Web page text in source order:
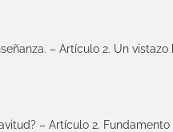
– Artículo 2. Un
– Artículo 2.